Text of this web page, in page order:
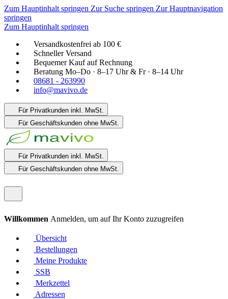
Zum Hauptinhalt springen Zur Suche springen Zur Hauptnavigation
springen
Zum Hauptinhalt springen
Versandkostenfrei ab 100 €
Schneller Versand
Bequemer Kauf auf Rechnung
Beratung Mo–Do · 8–17 Uhr & Fr · 8–14 Uhr
08681 - 263990
info@mavivo.de
Für Privatkunden inkl. MwSt.
Für Geschäftskunden ohne MwSt.
Für Privatkunden inkl. MwSt.
Für Geschäftskunden ohne MwSt.
Willkommen Anmelden, um auf Ihr Konto zuzugreifen
Übersicht
Bestellungen
Meine Produkte
SSB
Merkzettel
Adressen